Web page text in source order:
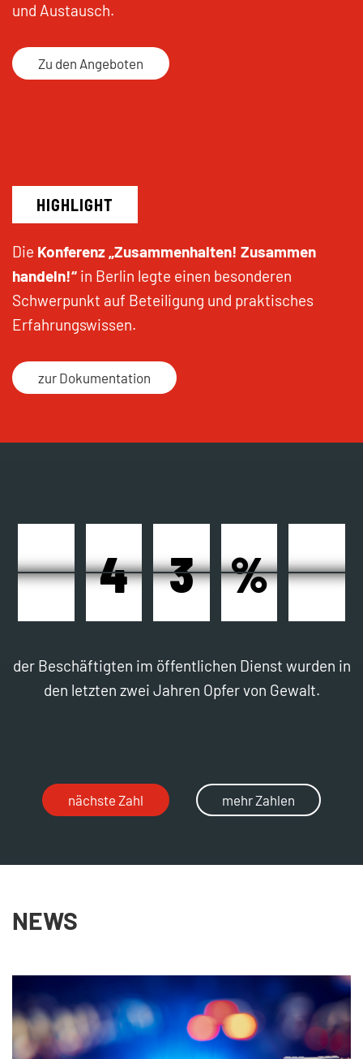
und Austausch.
Zu den Angeboten
HIGHLIGHT
Die Konferenz „Zusammenhalten! Zusammen
handeln!“ in Berlin legte einen besonderen
Schwerpunkt auf Beteiligung und praktisches
Erfahrungswissen.
zur Dokumentation
4
4
3
4 3
3
2
3 %
%
!
%
der Beschäftigten im öffentlichen Dienst wurden in
den letzten zwei Jahren Opfer von Gewalt.
nächste Zahl mehr Zahlen
NEWS